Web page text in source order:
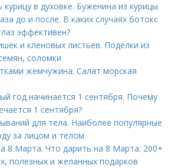
курицу в духовке. Буженина из курицы
до и после. В каких случаях ботокс
эффективен?
и кленовых листьев. Поделки из
соломки
жемчужина. Салат морская
год начинается 1 сентября. Почему
1 сентября?
для тела. Наиболее популярные
за лицом и телом
8 Марта. Что дарить на 8 Марта: 200+
полезных и желанных подарков